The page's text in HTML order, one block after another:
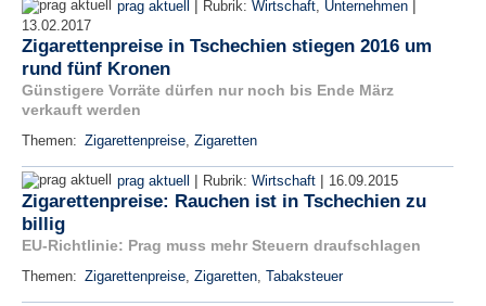
prag aktuell | Rubrik: Wirtschaft, Unternehmen |
13.02.2017
Zigarettenpreise in Tschechien stiegen 2016 um
rund fünf Kronen
Günstigere Vorräte dürfen nur noch bis Ende März
verkauft werden
Themen: Zigarettenpreise, Zigaretten
prag aktuell | Rubrik: Wirtschaft | 16.09.2015
Zigarettenpreise: Rauchen ist in Tschechien zu
billig
EU-Richtlinie: Prag muss mehr Steuern draufschlagen
Themen: Zigarettenpreise, Zigaretten, Tabaksteuer